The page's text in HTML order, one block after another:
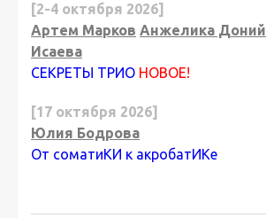
[2-4 октября 2026]
Артем Марков Анжелика Доний
Исаева
СЕКРЕТЫ ТРИО НОВОЕ!
[17 октября 2026]
Юлия Бодрова
От соматиКИ к акробатИКе